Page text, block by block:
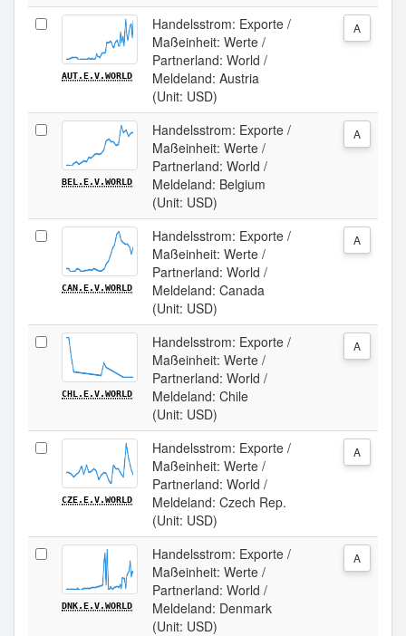
AUT.E.V.WORLD
Handelsstrom: Exporte /
Maßeinheit: Werte /
Partnerland: World /
Meldeland: Austria
(Unit: USD)
A
BEL.E.V.WORLD
Handelsstrom: Exporte /
Maßeinheit: Werte /
Partnerland: World /
Meldeland: Belgium
(Unit: USD)
A
CAN.E.V.WORLD
Handelsstrom: Exporte /
Maßeinheit: Werte /
Partnerland: World /
Meldeland: Canada
(Unit: USD)
A
CHL.E.V.WORLD
Handelsstrom: Exporte /
Maßeinheit: Werte /
Partnerland: World /
Meldeland: Chile
(Unit: USD)
A
CZE.E.V.WORLD
Handelsstrom: Exporte /
Maßeinheit: Werte /
Partnerland: World /
Meldeland: Czech Rep.
(Unit: USD)
A
DNK.E.V.WORLD
Handelsstrom: Exporte /
Maßeinheit: Werte /
Partnerland: World /
Meldeland: Denmark
(Unit: USD)
A